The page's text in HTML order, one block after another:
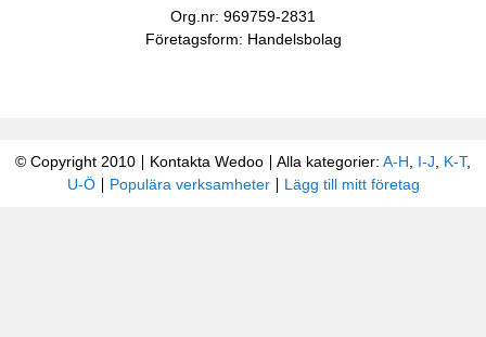
Org.nr: 969759-2831
Företagsform: Handelsbolag
© Copyright 2010 Kontakta Wedoo Alla kategorier: A-H I-J K-T,
U-Ö
Populära verksamheter Lägg till mitt företag